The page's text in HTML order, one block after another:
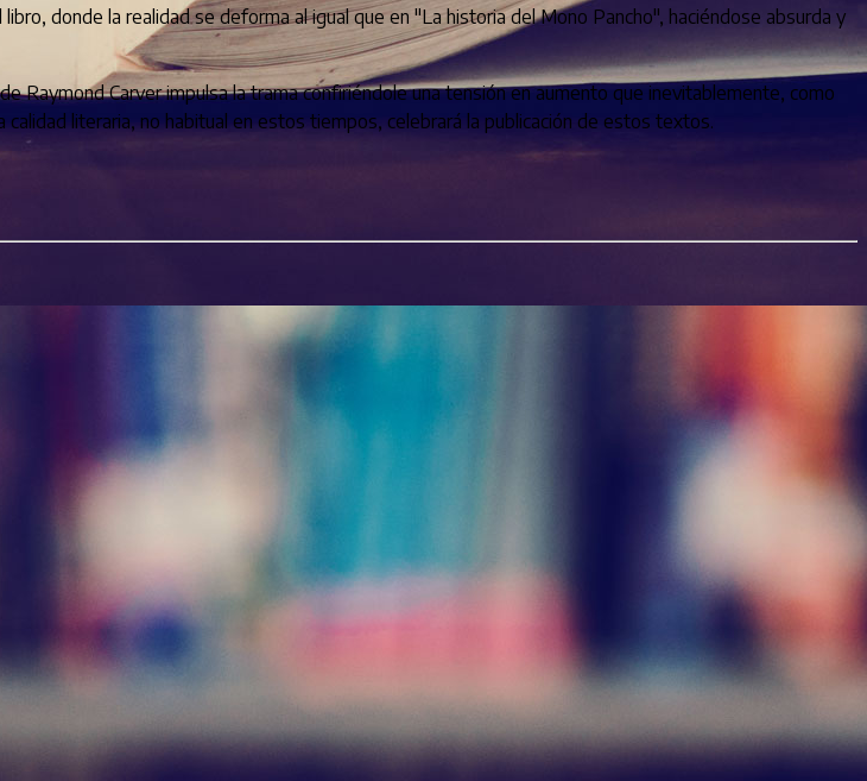
donde la realidad se deforma al igual que en "La historia del Mono Pancho", haciéndose absurda y
Raymond Carver impulsa la trama confiriéndole una tensión en aumento que inevitablemente, como
literaria, no habitual en estos tiempos, celebrará la publicación de estos textos.